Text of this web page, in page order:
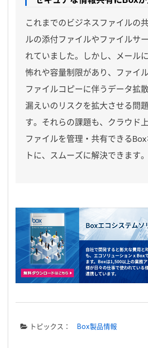
これまでのビジネスファイルの
ルの添付ファイルやファイルサ
れていました。しかし、メール
怖れや容量制限があり、ファイ
ファイルコピーに伴うデータ拡
漏えいのリスクを拡大させる問
す。それらの課題も、クラウド
ファイルを管理・共有できる
トに、スムーズに解決できます。
トピックス： Box製品情報